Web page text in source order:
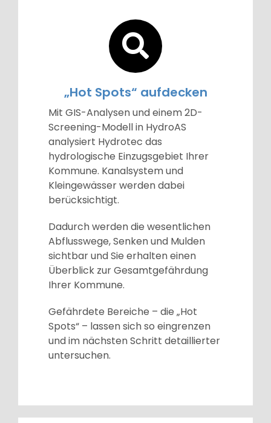
„Hot Spots“ aufdecken
Mit GIS-Analysen und einem 2D-
Screening-Modell in HydroAS
analysiert Hydrotec das
hydrologische Einzugsgebiet Ihrer
Kommune. Kanalsystem und
Kleingewässer werden dabei
berücksichtigt.
Dadurch werden die wesentlichen
Abflusswege, Senken und Mulden
sichtbar und Sie erhalten einen
Überblick zur Gesamtgefährdung
Ihrer Kommune.
Gefährdete Bereiche – die „Hot
Spots“ – lassen sich so eingrenzen
und im nächsten Schritt detaillierter
untersuchen.